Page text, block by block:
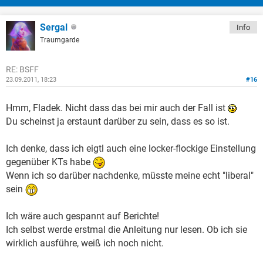
Sergal
Traumgarde
Info
RE: BSFF
#16
23.09.2011, 18:23
Hmm, Fladek. Nicht dass das bei mir auch der Fall ist
Du scheinst ja erstaunt darüber zu sein, dass es so ist.
Ich denke, dass ich eigtl auch eine locker-flockige Einstellung
gegenüber KTs habe
Wenn ich so darüber nachdenke, müsste meine echt "liberal"
sein
Ich wäre auch gespannt auf Berichte!
Ich selbst werde erstmal die Anleitung nur lesen. Ob ich sie
wirklich ausführe, weiß ich noch nicht.